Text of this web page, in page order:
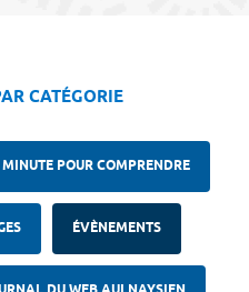
CATÉGORIE
MINUTE POUR COMPRENDRE
ÉVÈNEMENTS